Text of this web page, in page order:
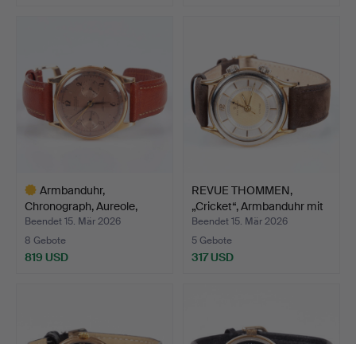
Armbanduhr,
Chronograph, Aureole,
Chronogr…
Beendet 15. Mär 2026
8 Gebote
819 USD
REVUE THOMMEN,
„Cricket“, Armbanduhr mit
A…
Beendet 15. Mär 2026
5 Gebote
317 USD